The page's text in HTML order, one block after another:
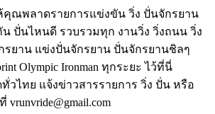
คุณพลาดรายการแข่งขัน วิ่ง ปั่นจักรยาน
ปั่นไหนดี รวบรวมทุก งานวิ่ง วิ่งถนน วิ่ง
กรยาน แข่งปั่นจักรยาน ปั่นจักรยานชิลๆ
Olympic Ironman ทุกระยะ ไว้ที่นี่
วไทย แจ้งข่าวสารรายการ วิ่ง ปั่น หรือ